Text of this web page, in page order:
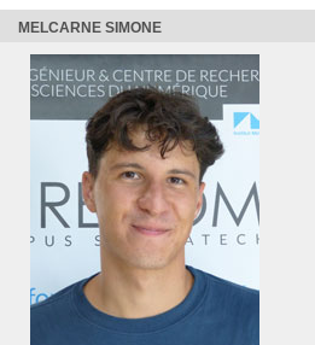
MELCARNE SIMONE